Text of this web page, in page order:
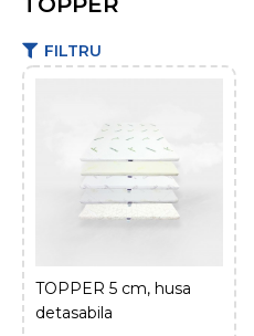
FILTRU
TOPPER 5 cm, husa
detasabila